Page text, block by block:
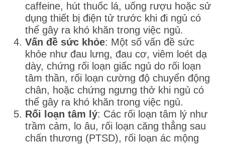
caffeine, hút thuốc lá, uống rượu hoặc sử
dụng thiết bị điện tử trước khi đi ngủ có
thể gây ra khó khăn trong việc ngủ.
Vấn đề sức khỏe: Một số vấn đề sức
khỏe như đau lưng, đau cơ, viêm loét dạ
dày, chứng rối loạn giấc ngủ do rối loạn
tâm thần, rối loạn cường độ chuyển động
chân, hoặc chứng ngưng thở khi ngủ có
thể gây ra khó khăn trong việc ngủ.
Rối loạn tâm lý: Các rối loạn tâm lý như
trầm cảm, lo âu, rối loạn căng thẳng sau
chấn thương (PTSD), rối loạn ác mộng